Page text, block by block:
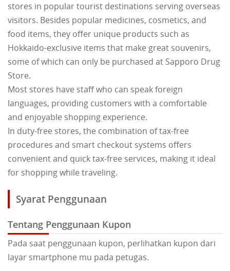
stores in popular tourist destinations serving overseas
visitors. Besides popular medicines, cosmetics, and
food items, they offer unique products such as
Hokkaido-exclusive items that make great souvenirs,
some of which can only be purchased at Sapporo Drug
Store.
Most stores have staff who can speak foreign
languages, providing customers with a comfortable
and enjoyable shopping experience.
In duty-free stores, the combination of tax-free
procedures and smart checkout systems offers
convenient and quick tax-free services, making it ideal
for shopping while traveling.
Syarat Penggunaan
Tentang Penggunaan Kupon
Pada saat penggunaan kupon, perlihatkan kupon dari
layar smartphone mu pada petugas.